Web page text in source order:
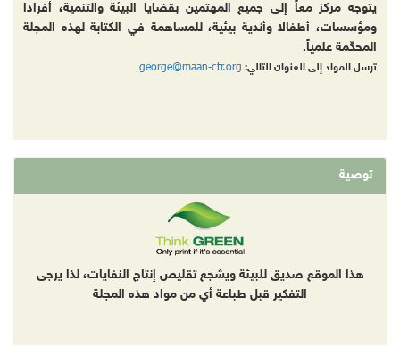
يتوجه مركز معاً إلى جميع المهتمين بقضايا البيئة والتنمية، أفرادا
ومؤسسات، أطفالا وأندية بيئية، للمساهمة في الكتابة لهذه المجلة
المحكّمة علمياً.
ترسل المواد إلى العنوان التالي: george@maan-ctr.org
توصية
هذا الموقع صديق للبيئة ويشجع تقليص إنتاج النفايات، لذا يرجى
التفكير قبل طباعة أي من مواد هذه المجلة